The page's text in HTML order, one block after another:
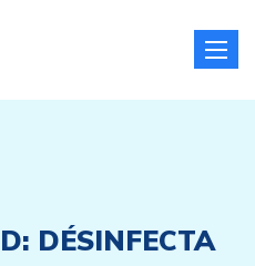
Toggle
DÉSINFECTA